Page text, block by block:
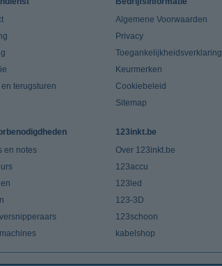
terugsturen
Algemene Voorwaarden
Privacy
Toegankelijkheidsverklaring
Keurmerken
Cookiebeleid
Sitemap
en notes
123inkt.be
Over 123inkt.be
123accu
123led
123-3D
123schoon
kabelshop